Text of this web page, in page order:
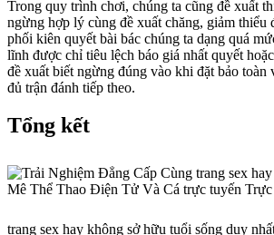
Trong quy trình chơi, chúng ta cũng đề xuất
ngừng hợp lý cùng đề xuất chăng, giảm thiểu
phối kiên quyết bài bác chúng ta dạng quá
lĩnh được chỉ tiêu lệch báo giá nhất quyết
đề xuất biết ngừng đúng vào khi đặt bảo toàn
đủ trận đánh tiếp theo.
Tổng kết
trang sex hay không sở hữu tuổi sống duy